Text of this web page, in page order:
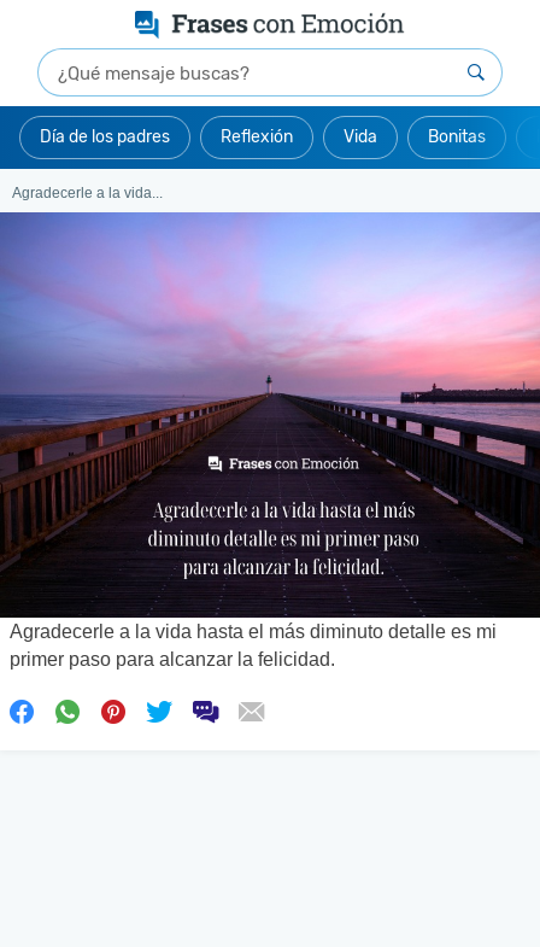
Día de los padres Reflexión Vida Bonitas
Agradecerle a la vida...
Agradecerle a la vida hasta el más diminuto detalle es mi
primer paso para alcanzar la felicidad.